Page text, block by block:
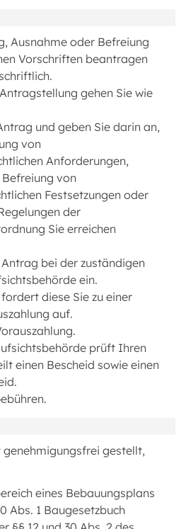
Ausnahme oder Befreiung
Vorschriften beantragen
gehen Sie wie
und geben Sie darin an,
von
Anforderungen,
von
Festsetzungen oder
der
Sie erreichen
Antrag bei der zuständigen
ein.
diese Sie zu einer
auf.
prüft Ihren
einen Bescheid sowie einen
gestellt,
eines Bebauungsplans
Abs. 1 Baugesetzbuch